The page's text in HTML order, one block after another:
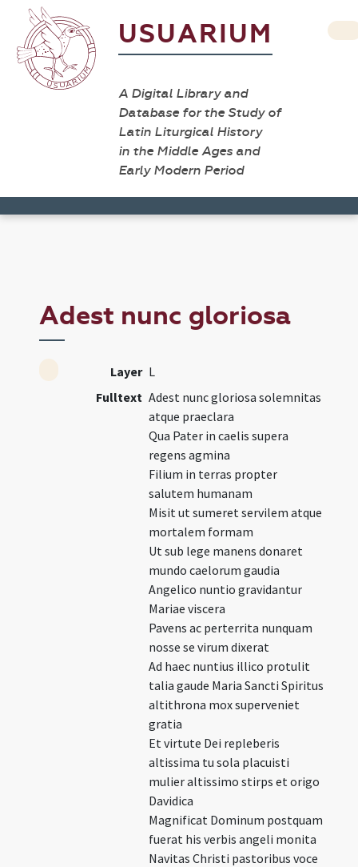
USUARIUM
A Digital Library and
Database for the Study of
Latin Liturgical History
in the Middle Ages and
Early Modern Period
Adest nunc gloriosa
Layer L
Fulltext Adest nunc gloriosa solemnitas
atque praeclara
Qua Pater in caelis supera
regens agmina
Filium in terras propter
salutem humanam
Misit ut sumeret servilem atque
mortalem formam
Ut sub lege manens donaret
mundo caelorum gaudia
Angelico nuntio gravidantur
Mariae viscera
Pavens ac perterrita nunquam
nosse se virum dixerat
Ad haec nuntius illico protulit
talia gaude Maria Sancti Spiritus
altithrona mox superveniet
gratia
Et virtute Dei repleberis
altissima tu sola placuisti
mulier altissimo stirps et origo
Davidica
Magnificat Dominum postquam
fuerat his verbis angeli monita
Navitas Christi pastoribus voce